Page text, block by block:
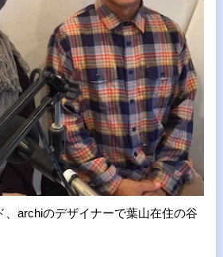
、archiのデザイナーで葉山在住の谷